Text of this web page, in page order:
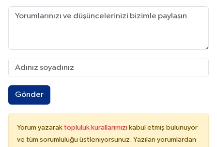
Gönder
Yorum yazarak topluluk kurallarımızı kabul etmiş bulunuyor
ve tüm sorumluluğu üstleniyorsunuz. Yazılan yorumlardan